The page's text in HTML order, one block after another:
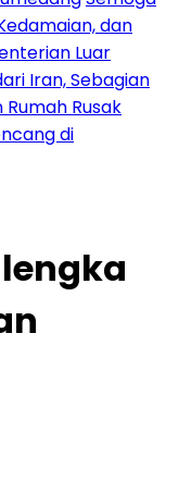
dan
Luar
Iran, Sebagian
Rumah Rusak
di